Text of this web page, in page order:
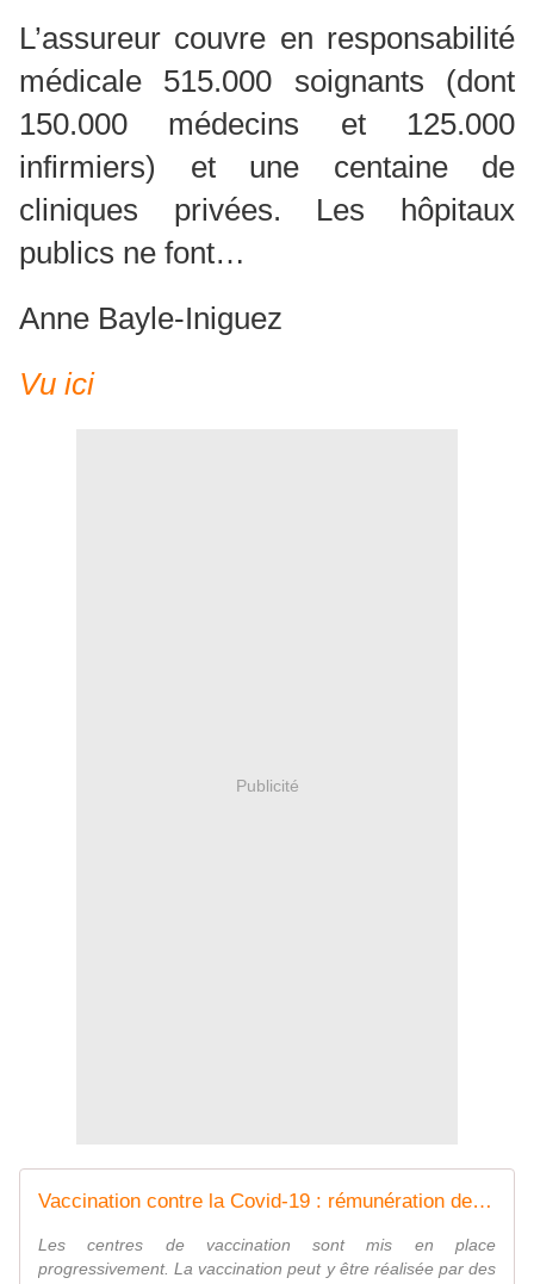
L’assureur couvre en responsabilité
médicale 515.000 soignants (dont
150.000 médecins et 125.000
infirmiers) et une centaine de
cliniques privées. Les hôpitaux
publics ne font…
Anne Bayle-Iniguez
Vu ici
Publicité
Vaccination contre la Covid-19 : rémunération des infirmiers en centres de vaccination
Les centres de vaccination sont mis en place
progressivement. La vaccination peut y être réalisée par des